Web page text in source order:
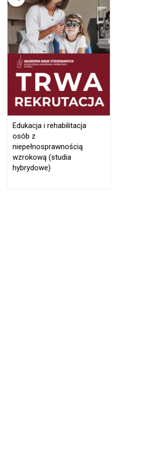
Edukacja i rehabilitacja
osób z
niepełnosprawnością
wzrokową (studia
hybrydowe)